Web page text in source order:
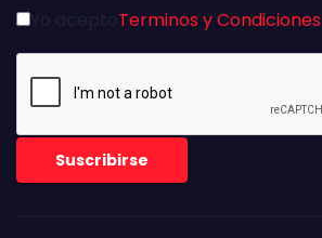
Terminos y Condiciones